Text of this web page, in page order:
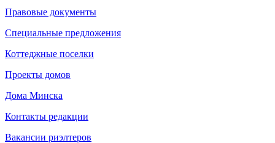
Правовые документы
Специальные предложения
Коттеджные поселки
Проекты домов
Дома Минска
Контакты редакции
Вакансии риэлтеров